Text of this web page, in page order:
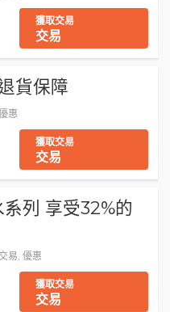
獲取交易
交易
貨保障
惠
獲取交易
交易
列 享受32%的
易, 優惠
獲取交易
交易